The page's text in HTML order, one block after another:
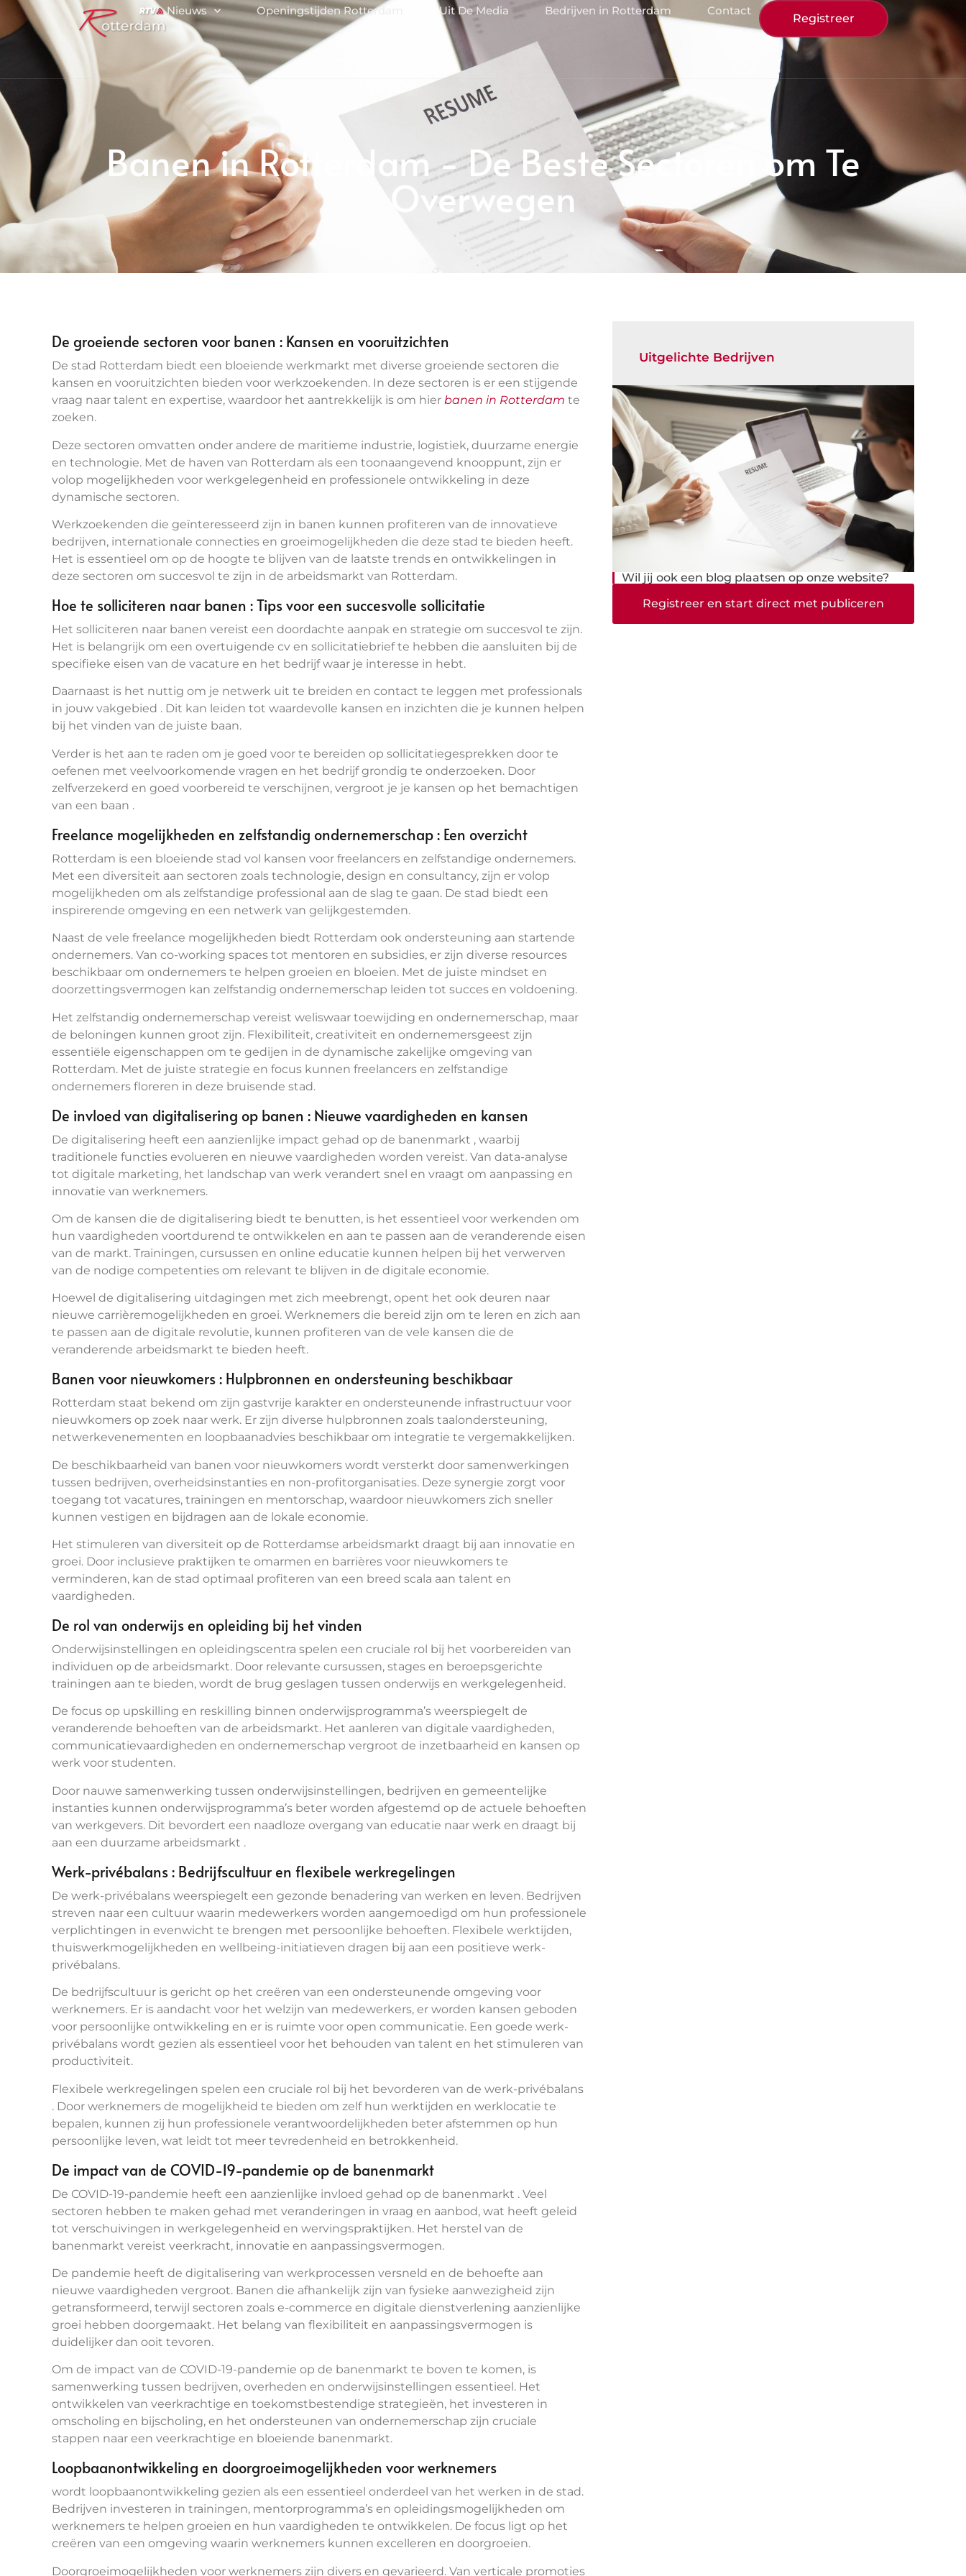
Nieuws Openingstijden Rotterdam Uit De Media Bedrijven in Rotterdam Contact
Registreer
Banen in Rotterdam - De Beste Sectoren om Te
Overwegen
De groeiende sectoren voor banen : Kansen en vooruitzichten
De stad Rotterdam biedt een bloeiende werkmarkt met diverse groeiende sectoren die
kansen en vooruitzichten bieden voor werkzoekenden. In deze sectoren is er een stijgende
vraag naar talent en expertise, waardoor het aantrekkelijk is om hier banen in Rotterdam te
zoeken.
Deze sectoren omvatten onder andere de maritieme industrie, logistiek, duurzame energie
en technologie. Met de haven van Rotterdam als een toonaangevend knooppunt, zijn er
volop mogelijkheden voor werkgelegenheid en professionele ontwikkeling in deze
dynamische sectoren.
Werkzoekenden die geïnteresseerd zijn in banen kunnen profiteren van de innovatieve
bedrijven, internationale connecties en groeimogelijkheden die deze stad te bieden heeft.
Het is essentieel om op de hoogte te blijven van de laatste trends en ontwikkelingen in
deze sectoren om succesvol te zijn in de arbeidsmarkt van Rotterdam.
Hoe te solliciteren naar banen : Tips voor een succesvolle sollicitatie
Het solliciteren naar banen vereist een doordachte aanpak en strategie om succesvol te zijn.
Het is belangrijk om een overtuigende cv en sollicitatiebrief te hebben die aansluiten bij de
specifieke eisen van de vacature en het bedrijf waar je interesse in hebt.
Daarnaast is het nuttig om je netwerk uit te breiden en contact te leggen met professionals
in jouw vakgebied . Dit kan leiden tot waardevolle kansen en inzichten die je kunnen helpen
bij het vinden van de juiste baan.
Verder is het aan te raden om je goed voor te bereiden op sollicitatiegesprekken door te
oefenen met veelvoorkomende vragen en het bedrijf grondig te onderzoeken. Door
zelfverzekerd en goed voorbereid te verschijnen, vergroot je je kansen op het bemachtigen
van een baan .
Freelance mogelijkheden en zelfstandig ondernemerschap : Een overzicht
Rotterdam is een bloeiende stad vol kansen voor freelancers en zelfstandige ondernemers.
Met een diversiteit aan sectoren zoals technologie, design en consultancy, zijn er volop
mogelijkheden om als zelfstandige professional aan de slag te gaan. De stad biedt een
inspirerende omgeving en een netwerk van gelijkgestemden.
Naast de vele freelance mogelijkheden biedt Rotterdam ook ondersteuning aan startende
ondernemers. Van co-working spaces tot mentoren en subsidies, er zijn diverse resources
beschikbaar om ondernemers te helpen groeien en bloeien. Met de juiste mindset en
doorzettingsvermogen kan zelfstandig ondernemerschap leiden tot succes en voldoening.
Het zelfstandig ondernemerschap vereist weliswaar toewijding en ondernemerschap, maar
de beloningen kunnen groot zijn. Flexibiliteit, creativiteit en ondernemersgeest zijn
essentiële eigenschappen om te gedijen in de dynamische zakelijke omgeving van
Rotterdam. Met de juiste strategie en focus kunnen freelancers en zelfstandige
ondernemers floreren in deze bruisende stad.
De invloed van digitalisering op banen : Nieuwe vaardigheden en kansen
De digitalisering heeft een aanzienlijke impact gehad op de banenmarkt , waarbij
traditionele functies evolueren en nieuwe vaardigheden worden vereist. Van data-analyse
tot digitale marketing, het landschap van werk verandert snel en vraagt om aanpassing en
innovatie van werknemers.
Om de kansen die de digitalisering biedt te benutten, is het essentieel voor werkenden om
hun vaardigheden voortdurend te ontwikkelen en aan te passen aan de veranderende eisen
van de markt. Trainingen, cursussen en online educatie kunnen helpen bij het verwerven
van de nodige competenties om relevant te blijven in de digitale economie.
Hoewel de digitalisering uitdagingen met zich meebrengt, opent het ook deuren naar
nieuwe carrièremogelijkheden en groei. Werknemers die bereid zijn om te leren en zich aan
te passen aan de digitale revolutie, kunnen profiteren van de vele kansen die de
veranderende arbeidsmarkt te bieden heeft.
Banen voor nieuwkomers : Hulpbronnen en ondersteuning beschikbaar
Rotterdam staat bekend om zijn gastvrije karakter en ondersteunende infrastructuur voor
nieuwkomers op zoek naar werk. Er zijn diverse hulpbronnen zoals taalondersteuning,
netwerkevenementen en loopbaanadvies beschikbaar om integratie te vergemakkelijken.
De beschikbaarheid van banen voor nieuwkomers wordt versterkt door samenwerkingen
tussen bedrijven, overheidsinstanties en non-profitorganisaties. Deze synergie zorgt voor
toegang tot vacatures, trainingen en mentorschap, waardoor nieuwkomers zich sneller
kunnen vestigen en bijdragen aan de lokale economie.
Het stimuleren van diversiteit op de Rotterdamse arbeidsmarkt draagt bij aan innovatie en
groei. Door inclusieve praktijken te omarmen en barrières voor nieuwkomers te
verminderen, kan de stad optimaal profiteren van een breed scala aan talent en
vaardigheden.
De rol van onderwijs en opleiding bij het vinden
Onderwijsinstellingen en opleidingscentra spelen een cruciale rol bij het voorbereiden van
individuen op de arbeidsmarkt. Door relevante cursussen, stages en beroepsgerichte
trainingen aan te bieden, wordt de brug geslagen tussen onderwijs en werkgelegenheid.
De focus op upskilling en reskilling binnen onderwijsprogramma’s weerspiegelt de
veranderende behoeften van de arbeidsmarkt. Het aanleren van digitale vaardigheden,
communicatievaardigheden en ondernemerschap vergroot de inzetbaarheid en kansen op
werk voor studenten.
Door nauwe samenwerking tussen onderwijsinstellingen, bedrijven en gemeentelijke
instanties kunnen onderwijsprogramma’s beter worden afgestemd op de actuele behoeften
van werkgevers. Dit bevordert een naadloze overgang van educatie naar werk en draagt bij
aan een duurzame arbeidsmarkt .
Werk-privébalans : Bedrijfscultuur en flexibele werkregelingen
De werk-privébalans weerspiegelt een gezonde benadering van werken en leven. Bedrijven
streven naar een cultuur waarin medewerkers worden aangemoedigd om hun professionele
verplichtingen in evenwicht te brengen met persoonlijke behoeften. Flexibele werktijden,
thuiswerkmogelijkheden en wellbeing-initiatieven dragen bij aan een positieve werk-
privébalans.
De bedrijfscultuur is gericht op het creëren van een ondersteunende omgeving voor
werknemers. Er is aandacht voor het welzijn van medewerkers, er worden kansen geboden
voor persoonlijke ontwikkeling en er is ruimte voor open communicatie. Een goede werk-
privébalans wordt gezien als essentieel voor het behouden van talent en het stimuleren van
productiviteit.
Flexibele werkregelingen spelen een cruciale rol bij het bevorderen van de werk-privébalans
. Door werknemers de mogelijkheid te bieden om zelf hun werktijden en werklocatie te
bepalen, kunnen zij hun professionele verantwoordelijkheden beter afstemmen op hun
persoonlijke leven, wat leidt tot meer tevredenheid en betrokkenheid.
De impact van de COVID-19-pandemie op de banenmarkt
De COVID-19-pandemie heeft een aanzienlijke invloed gehad op de banenmarkt . Veel
sectoren hebben te maken gehad met veranderingen in vraag en aanbod, wat heeft geleid
tot verschuivingen in werkgelegenheid en wervingspraktijken. Het herstel van de
banenmarkt vereist veerkracht, innovatie en aanpassingsvermogen.
De pandemie heeft de digitalisering van werkprocessen versneld en de behoefte aan
nieuwe vaardigheden vergroot. Banen die afhankelijk zijn van fysieke aanwezigheid zijn
getransformeerd, terwijl sectoren zoals e-commerce en digitale dienstverlening aanzienlijke
groei hebben doorgemaakt. Het belang van flexibiliteit en aanpassingsvermogen is
duidelijker dan ooit tevoren.
Om de impact van de COVID-19-pandemie op de banenmarkt te boven te komen, is
samenwerking tussen bedrijven, overheden en onderwijsinstellingen essentieel. Het
ontwikkelen van veerkrachtige en toekomstbestendige strategieën, het investeren in
omscholing en bijscholing, en het ondersteunen van ondernemerschap zijn cruciale
stappen naar een veerkrachtige en bloeiende banenmarkt.
Loopbaanontwikkeling en doorgroeimogelijkheden voor werknemers
wordt loopbaanontwikkeling gezien als een essentieel onderdeel van het werken in de stad.
Bedrijven investeren in trainingen, mentorprogramma’s en opleidingsmogelijkheden om
werknemers te helpen groeien en hun vaardigheden te ontwikkelen. De focus ligt op het
creëren van een omgeving waarin werknemers kunnen excelleren en doorgroeien.
Doorgroeimogelijkheden voor werknemers zijn divers en gevarieerd. Van verticale promoties
Uitgelichte Bedrijven
Wil jij ook een blog plaatsen op onze website?
Registreer en start direct met publiceren